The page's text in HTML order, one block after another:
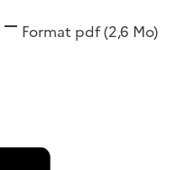
Format pdf(2,6 Mo)